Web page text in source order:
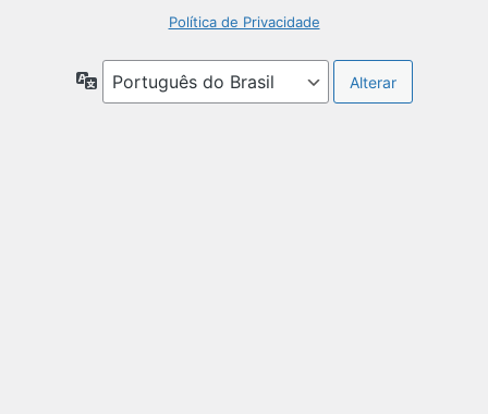
Política de Privacidade
Idioma